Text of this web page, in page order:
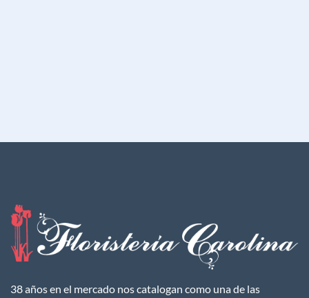
38 años en el mercado nos catalogan como una de las